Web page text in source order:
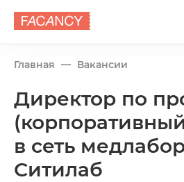
Главная Вакансии
Директор по
в сеть
Ситилаб